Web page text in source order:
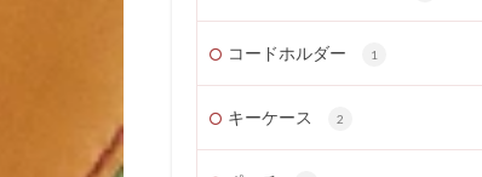
コードホルダー 1
キーケース 2